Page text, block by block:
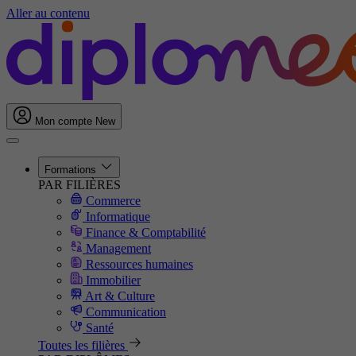
Aller au contenu
Mon compte New
Formations
PAR FILIÈRES
Commerce
Informatique
Finance & Comptabilité
Management
Ressources humaines
Immobilier
Art & Culture
Communication
Santé
Toutes les filières